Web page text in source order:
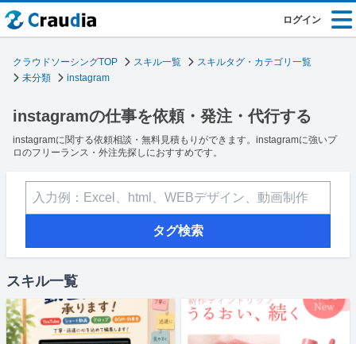
ログイン
クラウドソーシングTOP スキル一覧
スキルタグ・カテゴリ一覧
未分類
instagram
instagramの仕事を依頼・発注・代行する
instagramに関する依頼相談・無料見積もりができます。instagramに強いプ
ロのフリーランス・外注先探しにおすすめです。
タグ検索
スキル一覧